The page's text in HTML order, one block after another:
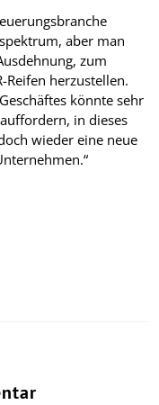
aber man
zum
Reifen herzustellen.
könnte sehr
in dieses
wieder eine neue